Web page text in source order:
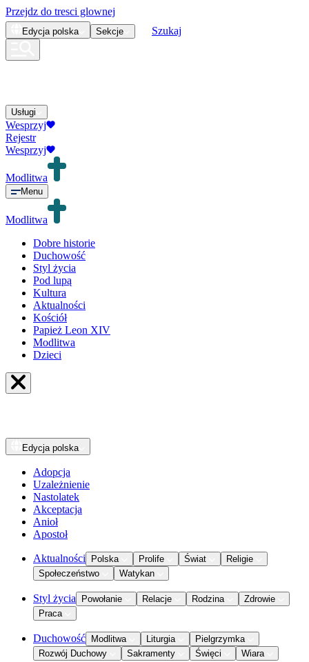
Przejdz do tresci glownej
Edycja polska Sekcje Szukaj
Usługi
Wesprzyj
Rejestr
Wesprzyj
Modlitwa
Menu
Modlitwa
Dobre historie
Duchowość
Styl życia
Pod lupą
Kultura
Aktualności
Kościół
Papież Leon XIV
Modlitwa
Dzieci
Edycja polska
Adopcja
Uzależnienie
Nastolatek
Akceptacja
Anioł
Apostoł
Aktualności Polska Prolife Świat
Religie
Społeczeństwo
Watykan
Styl życia Powołanie Relacje Rodzina
Zdrowie
Praca
Duchowość Modlitwa Liturgia
Pielgrzymka
Rozwój Duchowy
Sakramenty Święci Wiara